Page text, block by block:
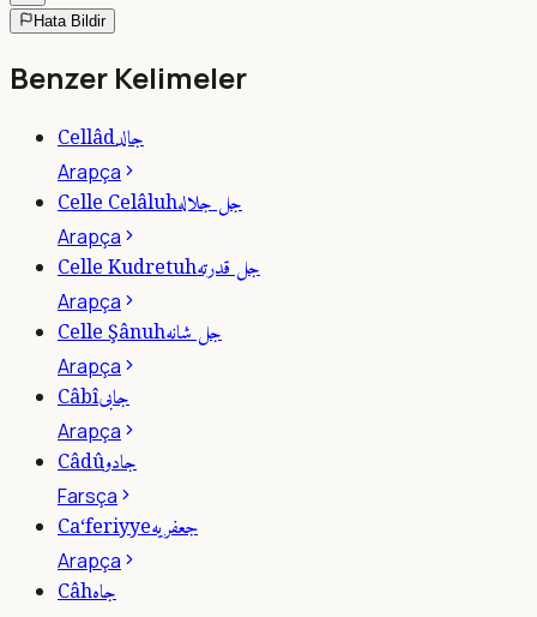
Hata Bildir
Benzer Kelimeler
Cellâdجالد
Arapça
Celle Celâluhجل جلاله
Arapça
Celle Kudretuhجل قدرته
Arapça
Celle Şânuhجل شانه
Arapça
Câbîجابى
Arapça
Câdûجادو
Farsça
Ca‘feriyyeجعفريه
Arapça
Câhجاه